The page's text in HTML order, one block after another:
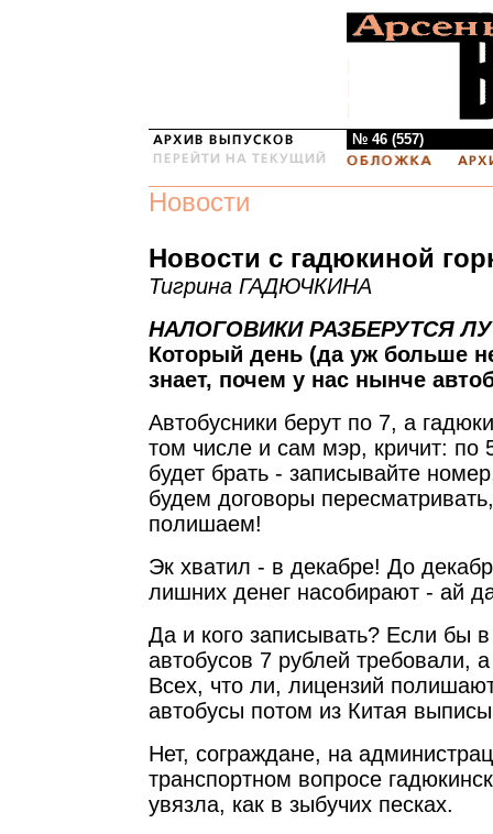
№ 46 (557)
Новости
Новости с гадюкиной
Тигрина ГАДЮЧКИНА
НАЛОГОВИКИ РАЗБЕРУТСЯ
Который день (да уж больше
знает, почем у нас нынче
Автобусники берут по 7, а
том числе и сам мэр, кричит: по
будет брать - записывайте
будем договоры
полишаем!
Эк хватил - в декабре! До
лишних денег насобирают - ай
Да и кого записывать? Если бы
автобусов 7 рублей требовали,
Всех, что ли, лицензий
автобусы потом из Китая
Нет, сограждане, на
транспортном вопросе
увязла, как в зыбучих песках.